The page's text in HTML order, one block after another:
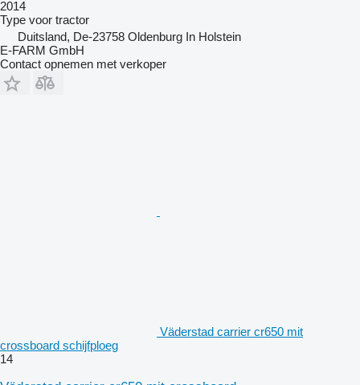
2014
Type voor tractor
Duitsland, De-23758 Oldenburg In Holstein
E-FARM GmbH
Contact opnemen met verkoper
Väderstad carrier cr650 mit
crossboard schijfploeg
14